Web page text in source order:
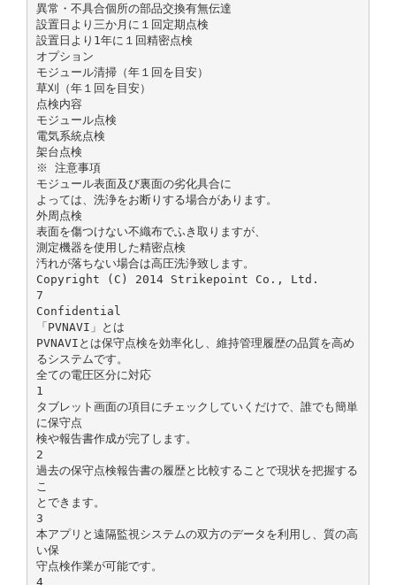
異常・不具合個所の部品交換有無伝達
設置日より三か月に１回定期点検
設置日より1年に１回精密点検
オプション
モジュール清掃（年１回を目安）
草刈（年１回を目安）
点検内容
モジュール点検
電気系統点検
架台点検
※ 注意事項
モジュール表面及び裏面の劣化具合に
よっては、洗浄をお断りする場合があります。
外周点検
表面を傷つけない不織布でふき取りますが、
測定機器を使用した精密点検
汚れが落ちない場合は高圧洗浄致します。
Copyright (C) 2014 Strikepoint Co., Ltd.
7
Confidential
「PVNAVI」とは
PVNAVIとは保守点検を効率化し、維持管理履歴の品質を高め
るシステムです。
全ての電圧区分に対応
1
タブレット画面の項目にチェックしていくだけで、誰でも簡単
に保守点
検や報告書作成が完了します。
2
過去の保守点検報告書の履歴と比較することで現状を把握する
こ
とできます。
3
本アプリと遠隔監視システムの双方のデータを利用し、質の高
い保
守点検作業が可能です。
4